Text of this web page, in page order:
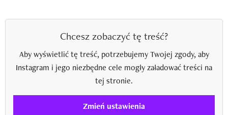
Chcesz zobaczyć tę treść?
Aby wyświetlić tę treść, potrzebujemy Twojej zgody, aby
Instagram i jego niezbędne cele mogły załadować treści na
tej stronie.
Zmień ustawienia